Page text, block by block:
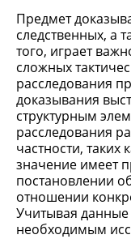
Предмет
следственных, а
того, играет
сложных
расследования
доказывания
структурным
расследования
частности,
значение имеет
постановлении
отношении
Учитывая данные
необходимым